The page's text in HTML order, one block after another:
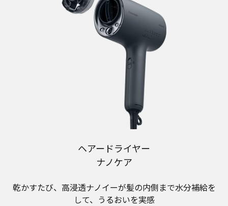
ヘアードライヤー
ナノケア
乾かすたび、高浸透ナノイーが髪の内側まで水分補給を
して、うるおいを実感